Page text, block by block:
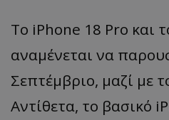
Το iPhone 18 Pro και
αναμένεται να
Σεπτέμβριο, μαζί με
Αντίθετα, το βασικό